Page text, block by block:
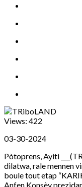
Views: 422
03-30-2024
Pòtoprens, Ayiti
dilatwa, rale mennen
boule tout etap
Anfen Konsèy